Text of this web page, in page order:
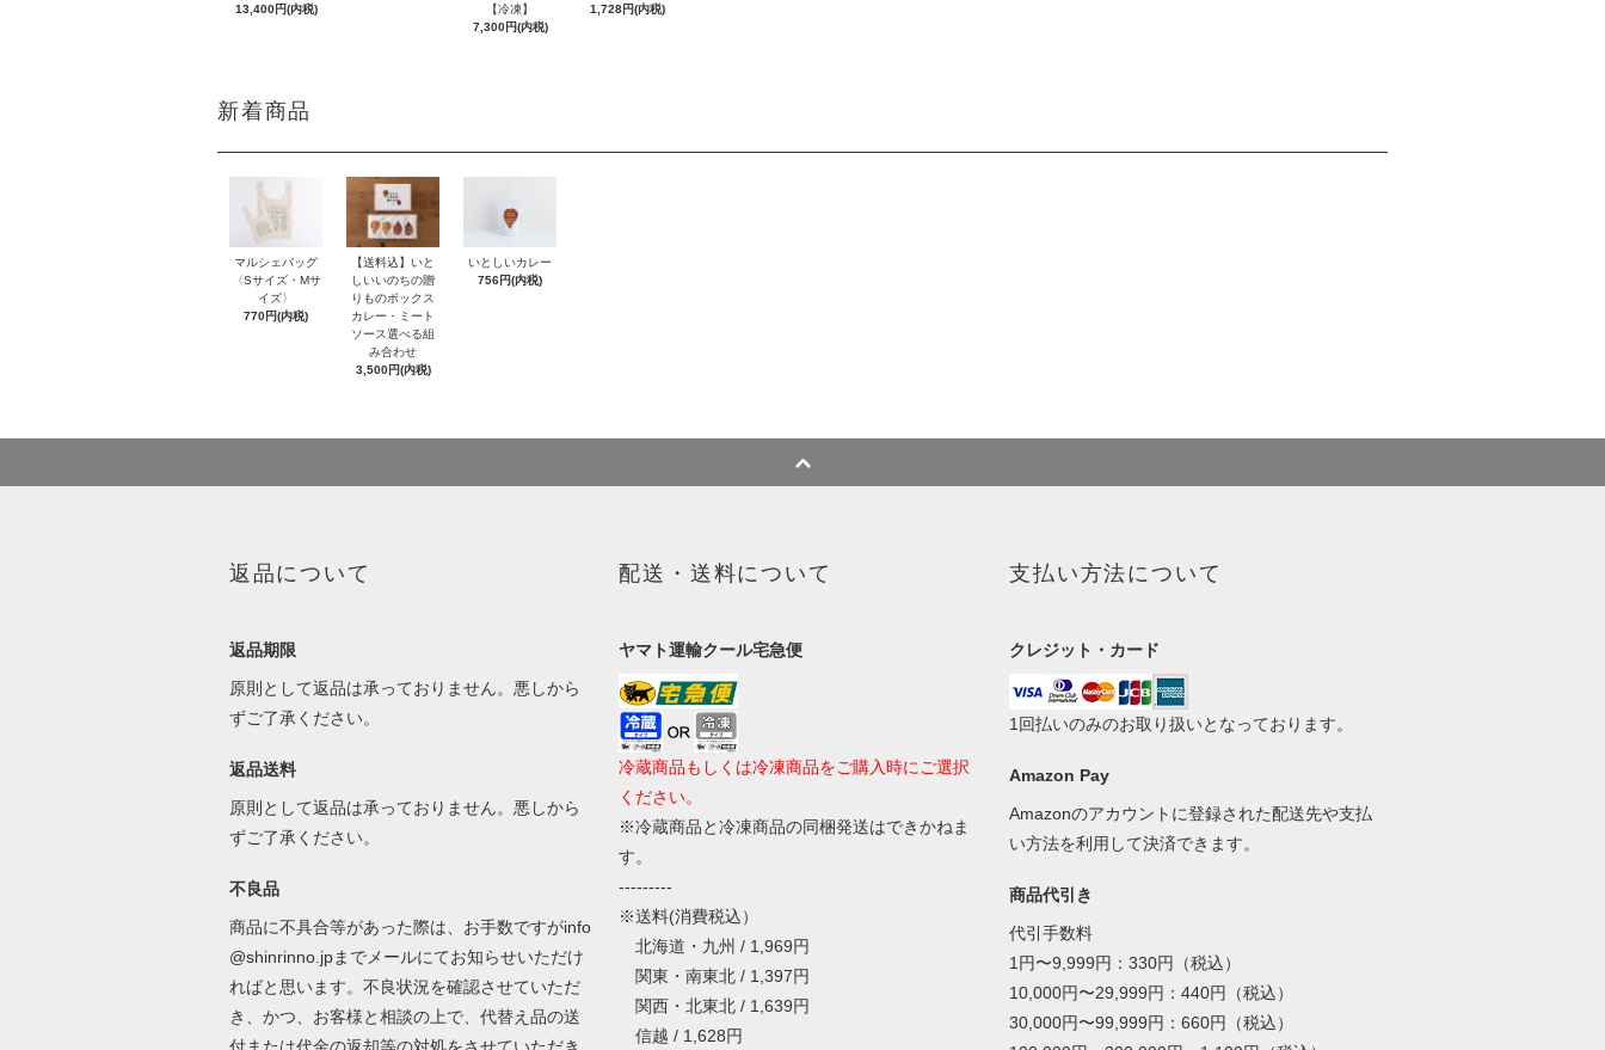
13,400円(内税)
【冷凍】
7,300円(内税)
1,728円(内税)
新着商品
マルシェバッグ
〈Sサイズ・Mサ
イズ〉
770円(内税)
【送料込】いと
しいいのちの贈
りものボックス
カレー・ミート
ソース選べる組
み合わせ
3,500円(内税)
いとしいカレー
756円(内税)
返品について
返品期限
原則として返品は承っておりません。悪しから
ずご了承ください。
返品送料
原則として返品は承っておりません。悪しから
ずご了承ください。
不良品
商品に不具合等があった際は、お手数ですがinfo
@shinrinno.jpまでメールにてお知らせいただけ
ればと思います。不良状況を確認させていただ
き、かつ、お客様と相談の上で、代替え品の送
付または代金の返却等の対処をさせていただき
配送・送料について
ヤマト運輸クール宅急便
冷蔵商品もしくは冷凍商品をご購入時にご選択
ください。
※冷蔵商品と冷凍商品の同梱発送はできかねま
す。
---------
※送料(消費税込）
北海道・九州 / 1,969円
関東・南東北 / 1,397円
関西・北東北 / 1,639円
信越 / 1,628円
支払い方法について
クレジット・カード
1回払いのみのお取り扱いとなっております。
Amazon Pay
Amazonのアカウントに登録された配送先や支払
い方法を利用して決済できます。
商品代引き
代引手数料
1円〜9,999円：330円（税込）
10,000円〜29,999円：440円（税込）
30,000円〜99,999円：660円（税込）